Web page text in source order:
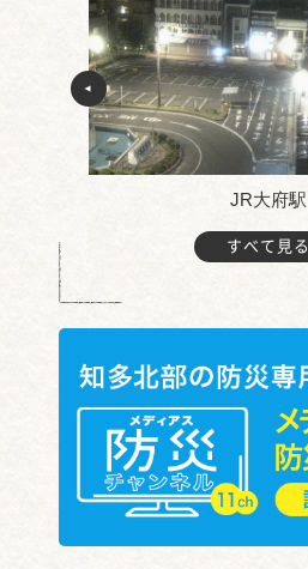
JR大府駅
すべて見る